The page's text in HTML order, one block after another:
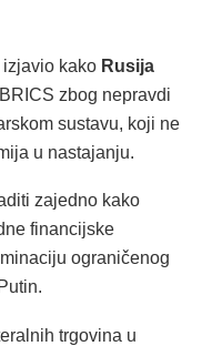
kako Rusija
zbog nepravdi
sustavu, koji ne
u nastajanju.
zajedno kako
financijske
ograničenog
trgovina u